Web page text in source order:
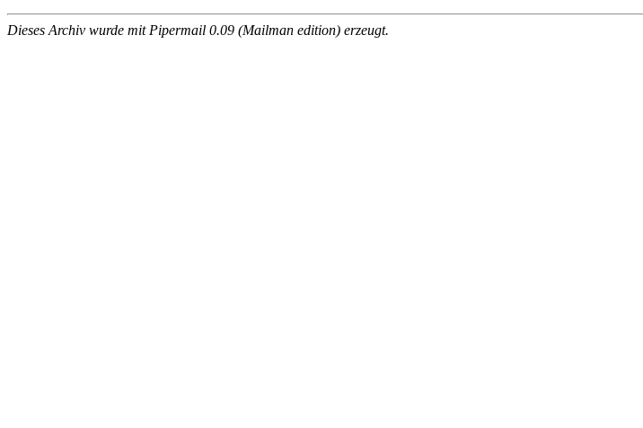
Dieses Archiv wurde mit Pipermail 0.09 (Mailman edition) erzeugt.